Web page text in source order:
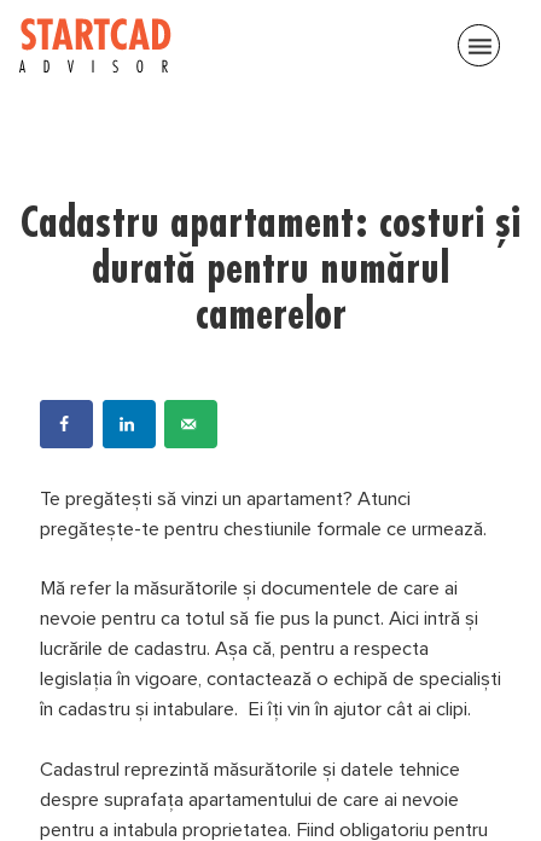
menu
Cadastru apartament: costuri și
durată pentru numărul
camerelor
Te pregătești să vinzi un apartament? Atunci
pregătește-te pentru chestiunile formale ce urmează.
Mă refer la măsurătorile și documentele de care ai
nevoie pentru ca totul să fie pus la punct. Aici intră și
lucrările de cadastru. Așa că, pentru a respecta
legislația în vigoare, contactează o echipă de specialiști
în cadastru și intabulare. Ei îți vin în ajutor cât ai clipi.
Cadastrul reprezintă măsurătorile și datele tehnice
despre suprafața apartamentului de care ai nevoie
pentru a intabula proprietatea. Fiind obligatoriu pentru